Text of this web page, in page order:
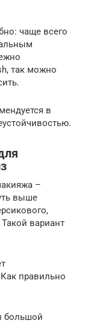
чаще всего
так можно
в
–
выше
вариант
правильно
большой